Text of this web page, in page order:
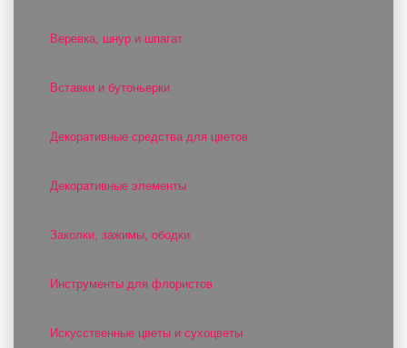
Веревка, шнур и шпагат
Вставки и бутоньерки
Декоративные средства для цветов
Декоративные элементы
Заколки, зажимы, ободки
Инструменты для флористов
Искусственные цветы и сухоцветы